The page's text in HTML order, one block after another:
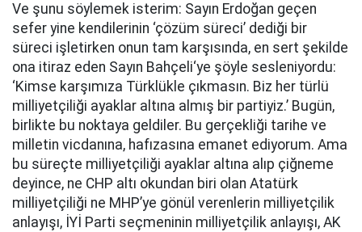
Ve şunu söylemek isterim: Sayın Erdoğan geçen
sefer yine kendilerinin ‘çözüm süreci’ dediği bir
süreci işletirken onun tam karşısında, en sert şekilde
ona itiraz eden Sayın Bahçeli‘ye şöyle sesleniyordu:
‘Kimse karşımıza Türklükle çıkmasın. Biz her türlü
milliyetçiliği ayaklar altına almış bir partiyiz.’ Bugün,
birlikte bu noktaya geldiler. Bu gerçekliği tarihe ve
milletin vicdanına, hafızasına emanet ediyorum. Ama
bu süreçte milliyetçiliği ayaklar altına alıp çiğneme
deyince, ne CHP altı okundan biri olan Atatürk
milliyetçiliği ne MHP’ye gönül verenlerin milliyetçilik
anlayışı, İYİ Parti seçmeninin milliyetçilik anlayışı, AK